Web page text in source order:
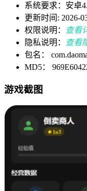
系统要求：安卓
更新时间: 2026-
权限说明：
查看
隐私说明：
查看
包名：
MD5：
游戏截图